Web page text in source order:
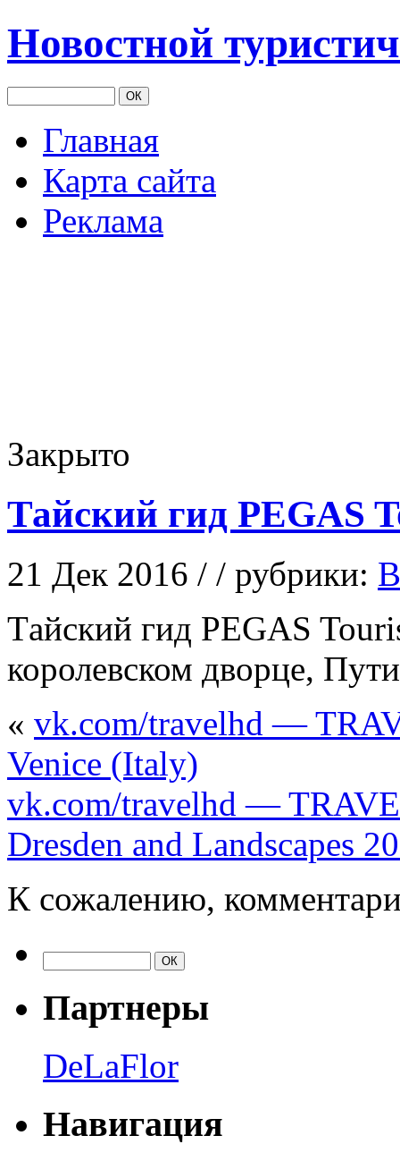
Новостной
Главная
Карта сайта
Реклама
Закрыто
Тайский гид PEGAS
21 Дек 2016 / / рубрики:
Тaйский гид PEGAS
королевском дворце,
« vk.com/travelhd —
Venice (Italy)
vk.com/travelhd —
Dresden and Landscapes
К сожалению,
Партнеры
DeLaFlor
Навигация